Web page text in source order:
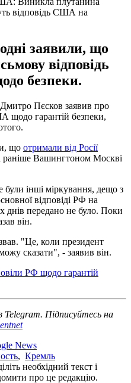
відповідь США на
заявили, що
відповідь
безпеки.
Дмитро Пєсков заявив про
щодо гарантій безпеки,
що отримали від Росії
раніше Вашингтоном Москві
інші міркування, дещо з
відповіді РФ на
днів передано не було. Поки
він.
"Це, коли президент
сказати", - заявив він.
РФ щодо гарантій
Telegram. Підписуйтесь на
News
, Кремль
необхідний текст і
про це редакцію.